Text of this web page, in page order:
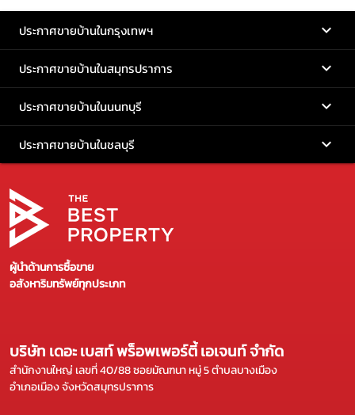
ประกาศขายบ้านในกรุงเทพฯ
ประกาศขายบ้านในสมุทรปราการ
ประกาศขายบ้านในนนทบุรี
ประกาศขายบ้านในชลบุรี
ผู้นำด้านการซื้อขาย
อสังหาริมทรัพย์ทุกประเภท
บริษัท เดอะ เบสท์ พร็อพเพอร์ตี้ เอเจนท์ จำกัด
สำนักงานใหญ่ เลขที่ 40/88 ซอยมัณฑนา หมู่ 5 ตำบลบางเมือง
อำเภอเมือง จังหวัดสมุทรปราการ